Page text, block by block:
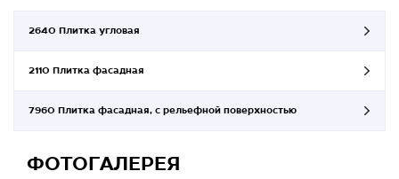
2640 Плитка угловая
2110 Плитка фасадная
7960 Плитка фасадная, с рельефной поверхностью
ФОТОГАЛЕРЕЯ